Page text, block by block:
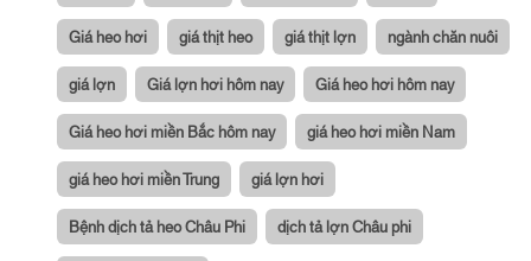
Giá heo hơi giá thịt heo giá thịt lợn ngành chăn nuôi
giá lợn Giá lợn hơi hôm nay Giá heo hơi hôm nay
Giá heo hơi miền Bắc hôm nay giá heo hơi miền Nam
giá heo hơi miền Trung giá lợn hơi
Bệnh dịch tả heo Châu Phi dịch tả lợn Châu phi